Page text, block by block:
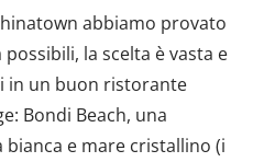
abbiamo provato
la scelta è vasta e
in un buon ristorante
Bondi Beach, una
e mare cristallino (i